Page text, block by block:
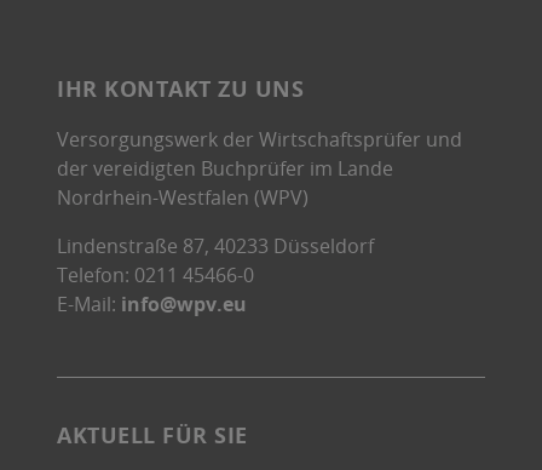
t
AKTUELL FÜR SIE
IHR KONTAKT ZU UNS
Versorgungswerk der Wirtschaftsprüfer und
der vereidigten Buchprüfer im Lande
Nordrhein-Westfalen (WPV)
Lindenstraße 87, 40233 Düsseldorf
Telefon: 0211 45466-0
E-Mail: info@wpv.eu